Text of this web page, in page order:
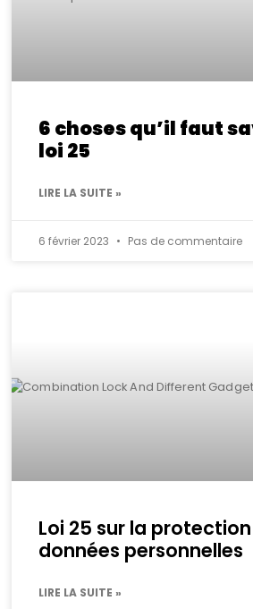
6 choses qu’il faut
loi 25
LIRE LA SUITE »
6 février 2023 Pas de commentaire
Loi 25 sur la
données personnelles
LIRE LA SUITE »